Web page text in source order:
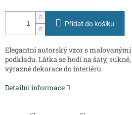
Přidat do košíku
Elegantní autorský vzor s
podkladu. Látka se hodí na šaty,
výrazné dekorace do interiéru.
Detailní informace